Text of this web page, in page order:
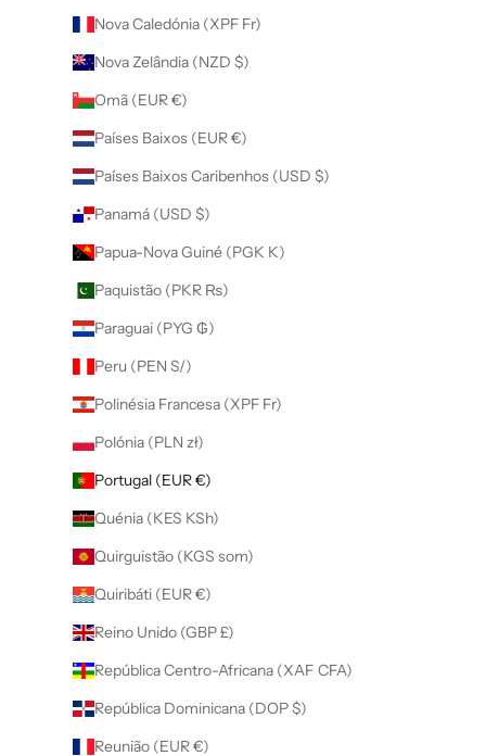
Nova Caledónia (XPF Fr)
Nova Zelândia (NZD $)
Omã (EUR €)
Países Baixos (EUR €)
Países Baixos Caribenhos (USD $)
Panamá (USD $)
Papua-Nova Guiné (PGK K)
Paquistão (PKR ₨)
Paraguai (PYG ₲)
Peru (PEN S/)
Polinésia Francesa (XPF Fr)
Polónia (PLN zł)
Portugal (EUR €)
Quénia (KES KSh)
Quirguistão (KGS som)
Quiribáti (EUR €)
Reino Unido (GBP £)
República Centro-Africana (XAF CFA)
República Dominicana (DOP $)
Reunião (EUR €)